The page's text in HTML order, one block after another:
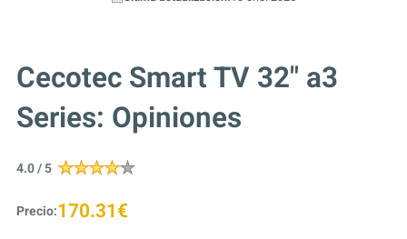
Cecotec Smart TV 32" a3
Series: Opiniones
4.0 / 5
Precio:170.31€